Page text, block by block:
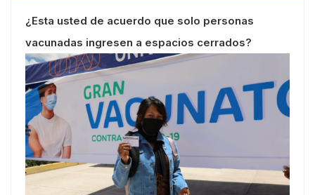
¿Esta usted de acuerdo que solo personas
vacunadas ingresen a espacios cerrados?